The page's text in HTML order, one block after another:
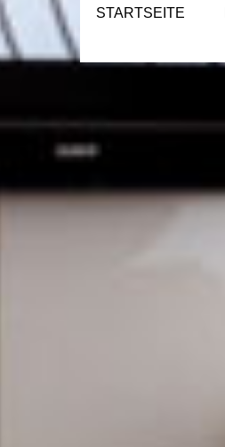
STARTSEITE